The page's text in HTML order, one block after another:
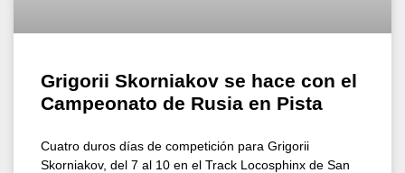
Grigorii Skorniakov se hace con el
Campeonato de Rusia en Pista
Cuatro duros días de competición para Grigorii
Skorniakov, del 7 al 10 en el Track Locosphinx de San